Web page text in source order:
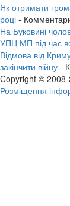
Як отримати
році -
На Буковині
УПЦ МП під час
Відмова від
закінчити війну -
Copyright ©
Розміщення